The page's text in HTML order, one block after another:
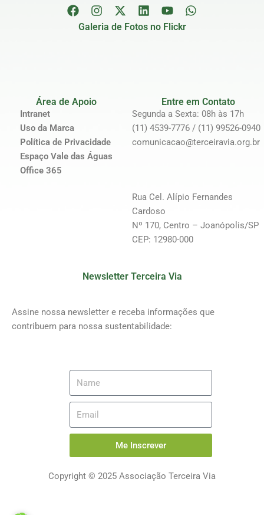
Galeria de Fotos no Flickr
Área de Apoio
Intranet
Uso da Marca
Política de Privacidade
Espaço Vale das Águas
Office 365
Entre em Contato
Segunda a Sexta: 08h às 17h
(11) 4539-7776 / (11) 99526-0940
comunicacao@terceiravia.org.br
Rua Cel. Alípio Fernandes
Cardoso
Nº 170, Centro – Joanópolis/SP
CEP: 12980-000
Newsletter Terceira Via
Assine nossa newsletter e receba informações que
contribuem para nossa sustentabilidade:
Me Inscrever
Copyright © 2025 Associação Terceira Via